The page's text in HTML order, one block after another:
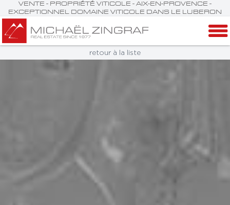
VENTE - PROPRIÉTÉ VITICOLE - AIX-EN-PROVENCE -
EXCEPTIONNEL DOMAINE VITICOLE DANS LE LUBERON
retour à la liste